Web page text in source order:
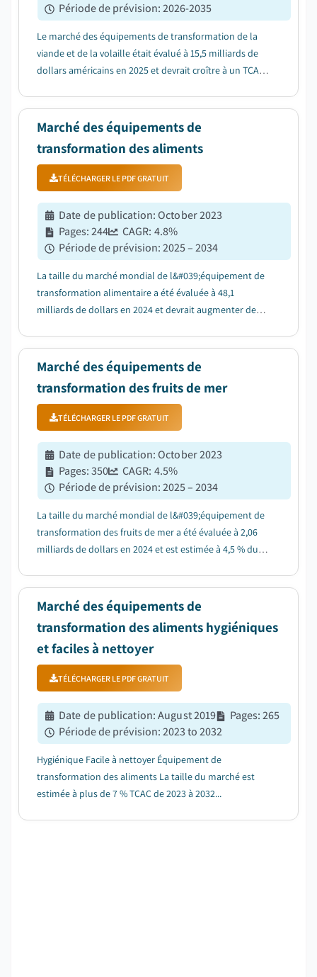
Période de prévision:2026-2035
Le marché des équipements de transformation de la
viande et de la volaille était évalué à 15,5 milliards de
dollars américains en 2025 et devrait croître à un TCAC
viande....
Marché des équipements de
transformation des aliments
TÉLÉCHARGER LE PDF GRATUIT
Date de publication:October 2023
Pages:244 CAGR: 4.8%
Période de prévision:2025 – 2034
La taille du marché mondial de l&#039;équipement de
transformation alimentaire a été évaluée à 48,1
milliards de dollars en 2024 et devrait augmenter de
Marché des équipements de
transformation des fruits de mer
TÉLÉCHARGER LE PDF GRATUIT
Date de publication:October 2023
Pages:350 CAGR: 4.5%
Période de prévision:2025 – 2034
La taille du marché mondial de l&#039;équipement de
transformation des fruits de mer a été évaluée à 2,06
milliards de dollars en 2024 et est estimée à 4,5 % du
Marché des équipements de
transformation des aliments hygiéniques
et faciles à nettoyer
TÉLÉCHARGER LE PDF GRATUIT
Date de publication:August 2019 Pages:265
Période de prévision:2023 to 2032
Hygiénique Facile à nettoyer Équipement de
transformation des aliments La taille du marché est
estimée à plus de 7 % TCAC de 2023 à 2032...